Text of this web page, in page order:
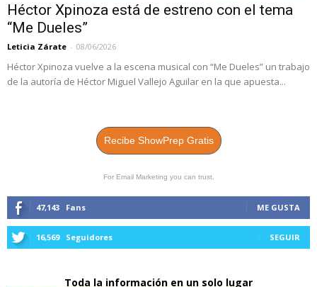
Héctor Xpinoza está de estreno con el tema
“Me Dueles”
Leticia Zárate - 08/06/2026
Héctor Xpinoza vuelve a la escena musical con “Me Dueles” un trabajo
de la autoría de Héctor Miguel Vallejo Aguilar en la que apuesta...
Recibe ShowPrep Gratis
For Email Marketing you can trust.
47,143 Fans ME GUSTA
16,569 Seguidores SEGUIR
Toda la información en un solo lugar